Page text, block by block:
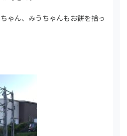
ゃん、みうちゃんもお餅を拾っ